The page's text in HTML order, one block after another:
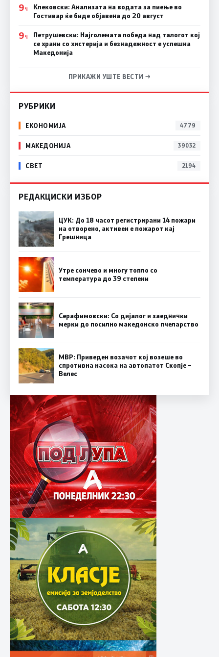
9Ч
Клековски: Анализата на водата за пиење во
Гостивар ќе биде објавена до 20 август
9Ч
Петрушевски: Најголемата победа над талогот кој
се храни со хистерија и безнадежност е успешна
Македонија
ПРИКАЖИ УШТЕ ВЕСТИ →
РУБРИКИ
ЕКОНОМИЈА 4779
МАКЕДОНИЈА 39032
СВЕТ 2194
РЕДАКЦИСКИ ИЗБОР
ЦУК: До 18 часот регистрирани 14 пожари
на отворено, активен е пожарот кај
Грешница
Утре сончево и многу топло со
температура до 39 степени
Серафимовски: Со дијалог и заеднички
мерки до посилно македонско пчеларство
МВР: Приведен возачот кој возеше во
спротивна насока на автопатот Скопје –
Велес